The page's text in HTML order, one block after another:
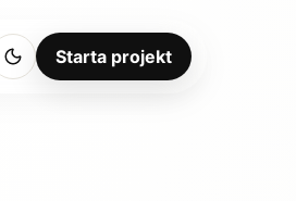
Starta projekt